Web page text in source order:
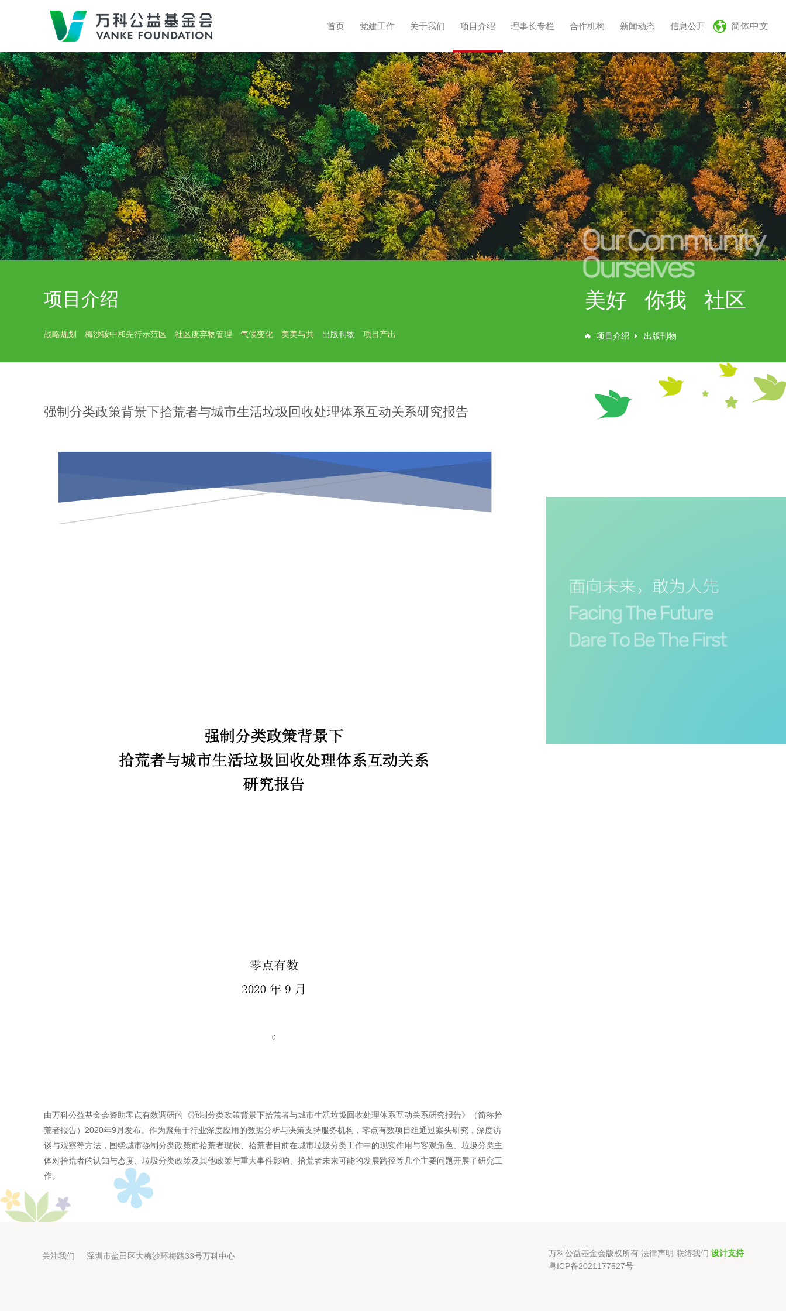
首页 党建工作 关于我们 项目介绍 理事长专栏 合作机构 新闻动态 信息公开 简体中文
项目介绍
战略规划 梅沙碳中和先行示范区 社区废弃物管理 气候变化 美美与共 出版刊物 项目产出
美好 你我 社区
项目介绍 出版刊物
强制分类政策背景下拾荒者与城市生活垃圾回收处理体系互动关系研究报告
由万科公益基金会资助零点有数调研的《强制分类政策背景下拾荒者与城市生活垃圾回收处理体系互动关系研究报告》（简称拾
荒者报告）2020年9月发布。作为聚焦于行业深度应用的数据分析与决策支持服务机构，零点有数项目组通过案头研究，深度访
谈与观察等方法，围绕城市强制分类政策前拾荒者现状、拾荒者目前在城市垃圾分类工作中的现实作用与客观角色、垃圾分类主
体对拾荒者的认知与态度、垃圾分类政策及其他政策与重大事件影响、拾荒者未来可能的发展路径等几个主要问题开展了研究工
作。
关注我们 深圳市盐田区大梅沙环梅路33号万科中心 万科公益基金会版权所有 法律声明 联络我们 设计支持
粤ICP备2021177527号